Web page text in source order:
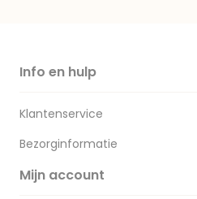
Info en hulp
Klantenservice
Bezorginformatie
Mijn account